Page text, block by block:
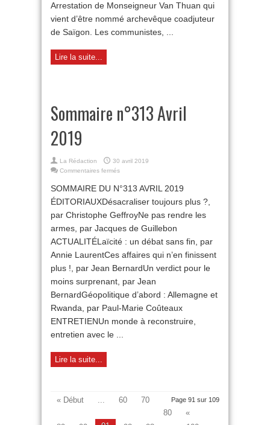
Arrestation de Monseigneur Van Thuan qui
vient d’être nommé archevêque coadjuteur
de Saïgon. Les communistes, ...
Lire la suite...
Sommaire n°313 Avril
2019
La Rédaction
30 avril 2019
Commentaires ferméssur
n°313
Avril
SOMMAIRE DU N°313 AVRIL 2019
ÉDITORIAUXDésacraliser toujours plus ?,
par Christophe GeffroyNe pas rendre les
armes, par Jacques de Guillebon
ACTUALITÉLaïcité : un débat sans fin, par
Annie LaurentCes affaires qui n’en finissent
plus !, par Jean BernardUn verdict pour le
moins surprenant, par Jean
BernardGéopolitique d’abord : Allemagne et
Rwanda, par Paul-Marie Coûteaux
ENTRETIENUn monde à reconstruire,
entretien avec le ...
Lire la suite...
Page 91 sur 109
« Début ... 60
70
80
«